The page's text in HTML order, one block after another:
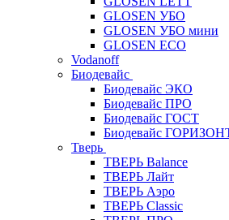
GLOSEN УБО
GLOSEN УБО мини
GLOSEN ECO
Vodanoff
Биодевайс
Биодевайс ЭКО
Биодевайс ПРО
Биодевайс ГОСТ
Биодевайс
Тверь
ТВЕРЬ Balance
ТВЕРЬ Лайт
ТВЕРЬ Аэро
ТВЕРЬ Classic